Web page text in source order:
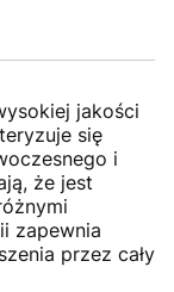
jakości
się
i
że jest
zapewnia
przez cały